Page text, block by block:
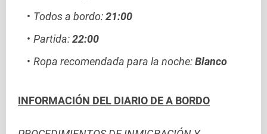
Todos a bordo:21:00
Partida:22:00
Ropa recomendada para la noche:Blanco
INFORMACIÓN DEL DIARIO DE A BORDO